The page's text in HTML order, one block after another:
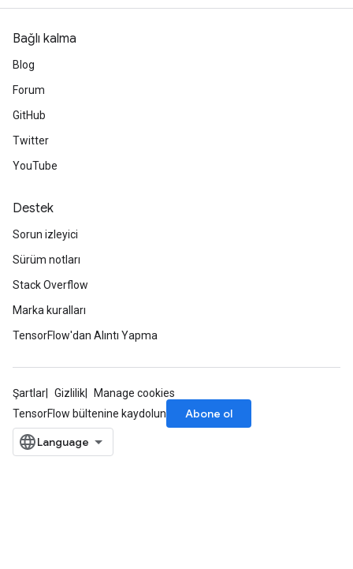
Bağlı kalma
Blog
Forum
GitHub
Twitter
YouTube
Destek
Sorun izleyici
Sürüm notları
Stack Overflow
Marka kuralları
TensorFlow'dan Alıntı Yapma
Şartlar Gizlilik
Manage cookies
TensorFlow bültenine kaydolun
Abone ol